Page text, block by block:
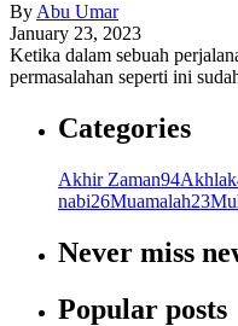
By Abu Umar
January 23, 2023
Ketika dalam sebuah
permasalahan seperti ini
Categories
Akhir Zaman94Akhlak
nabi26Muamalah23
Never miss
Popular posts